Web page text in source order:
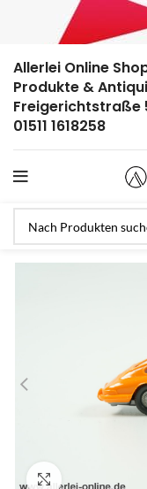
Allerlei Online
Produkte &
Freigerichtstraße
01511 1618258